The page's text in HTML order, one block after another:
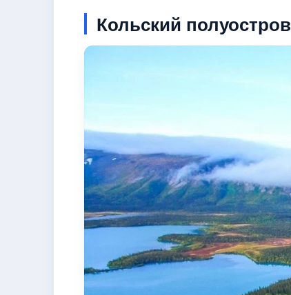
Кольский полуостров